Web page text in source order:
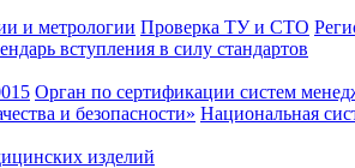
и метрологии Проверка ТУ и СТО
вступления в силу стандартов
Орган по сертификации систем
и безопасности» Национальная
изделий